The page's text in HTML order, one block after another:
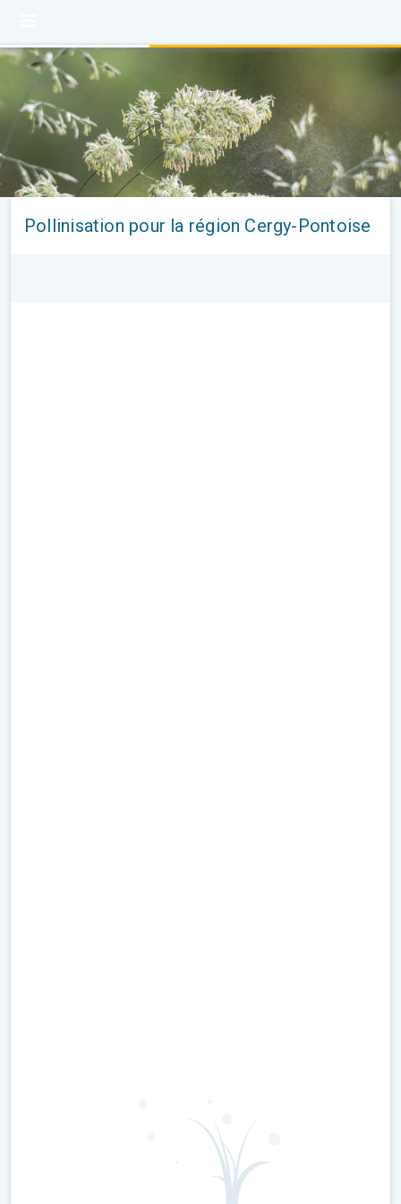
Pollinisation pour la région Cergy-Pontoise